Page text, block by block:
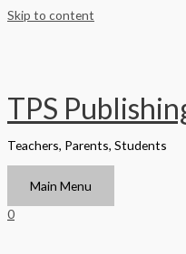
Skip to content
TPS
Teachers, Parents, Students
Main Menu
0